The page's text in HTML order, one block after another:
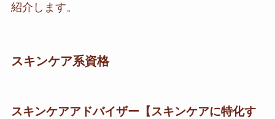
紹介します。
スキンケア系資格
スキンケアアドバイザー【スキンケアに特化す